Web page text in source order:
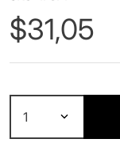
$31,05
1